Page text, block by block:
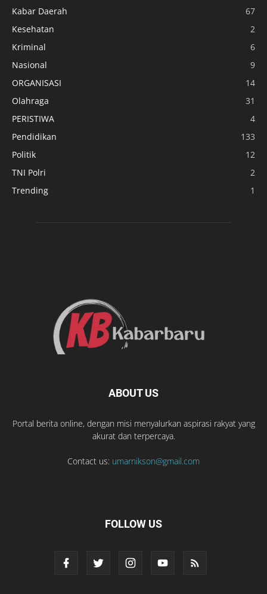
Kabar Daerah
67
Kesehatan
2
Kriminal
6
Nasional
9
ORGANISASI
14
Olahraga
31
PERISTIWA
4
Pendidikan
133
Politik
12
TNI Polri
2
Trending
1
ABOUT US
Portal berita online, dengan misi menyalurkan aspirasi rakyat yang
akurat dan terpercaya.
Contact us: umarnikson@gmail.com
FOLLOW US